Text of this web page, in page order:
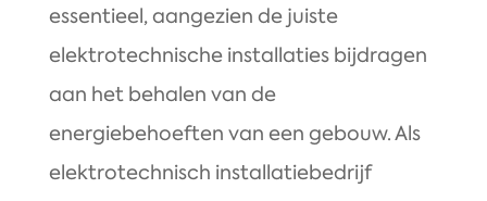
essentieel, aangezien de juiste
elektrotechnische installaties bijdragen
aan het behalen van de
energiebehoeften van een gebouw. Als
elektrotechnisch installatiebedrijf